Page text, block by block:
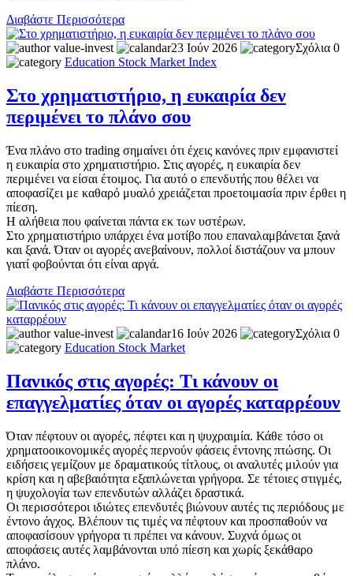
Διαβάστε Περισσότερα
value-invest 23 Ιούν 2026
Σχόλια 0
Education Stock Market Index
Στο χρηματιστήριο, η ευκαιρία δεν
περιμένει το πλάνο σου
Ένα πλάνο στο trading σημαίνει ότι έχεις κανόνες πριν εμφανιστεί
η ευκαιρία στο χρηματιστήριο. Στις αγορές, η ευκαιρία δεν
περιμένει να είσαι έτοιμος. Για αυτό ο επενδυτής που θέλει να
αποφασίζει με καθαρό μυαλό χρειάζεται προετοιμασία πριν έρθει η
πίεση.
Η αλήθεια που φαίνεται πάντα εκ των υστέρων.
Στο χρηματιστήριο υπάρχει ένα μοτίβο που επαναλαμβάνεται ξανά
και ξανά. Όταν οι αγορές ανεβαίνουν, πολλοί διστάζουν να μπουν
γιατί φοβούνται ότι είναι αργά.
Διαβάστε Περισσότερα
value-invest 16 Ιούν 2026
Σχόλια 0
Education Stock Market
Πανικός στις αγορές: Τι κάνουν οι
επαγγελματίες όταν οι αγορές καταρρέουν
Όταν πέφτουν οι αγορές, πέφτει και η ψυχραιμία. Κάθε τόσο οι
χρηματοοικονομικές αγορές περνούν φάσεις έντονης πτώσης. Οι
ειδήσεις γεμίζουν με δραματικούς τίτλους, οι αναλυτές μιλούν για
κρίση και η αβεβαιότητα εξαπλώνεται γρήγορα. Σε τέτοιες στιγμές,
η ψυχολογία των επενδυτών αλλάζει δραστικά.
Οι περισσότεροι ιδιώτες επενδυτές βιώνουν αυτές τις περιόδους με
έντονο άγχος. Βλέπουν τις τιμές να πέφτουν και προσπαθούν να
αποφασίσουν γρήγορα τι πρέπει να κάνουν. Συχνά όμως οι
αποφάσεις αυτές λαμβάνονται υπό πίεση και χωρίς ξεκάθαρο
πλάνο.